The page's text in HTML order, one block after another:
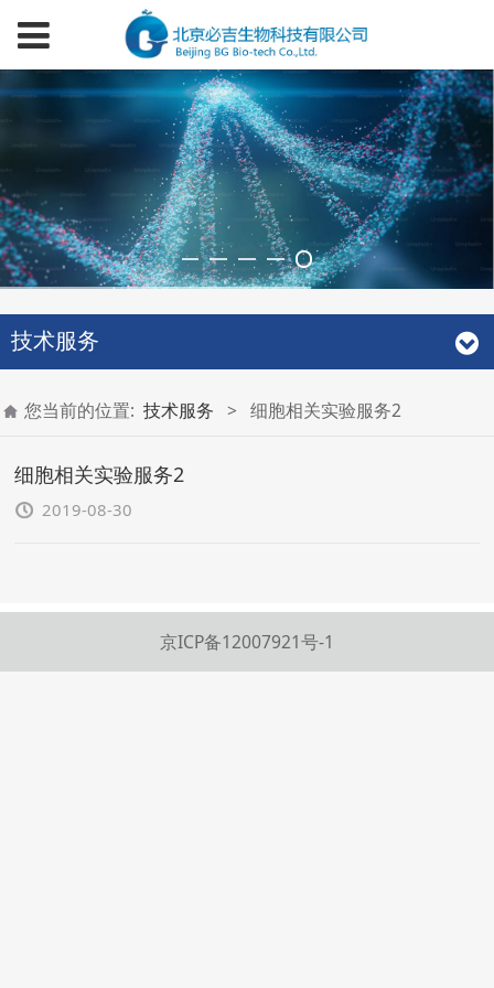
技术服务
您当前的位置: 技术服务 > 细胞相关实验服务2
细胞相关实验服务2
2019-08-30
京ICP备12007921号-1